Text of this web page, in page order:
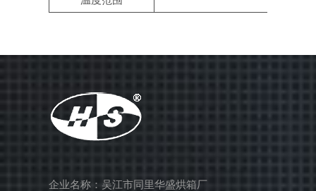
企业名称：吴江市同里华盛烘箱厂